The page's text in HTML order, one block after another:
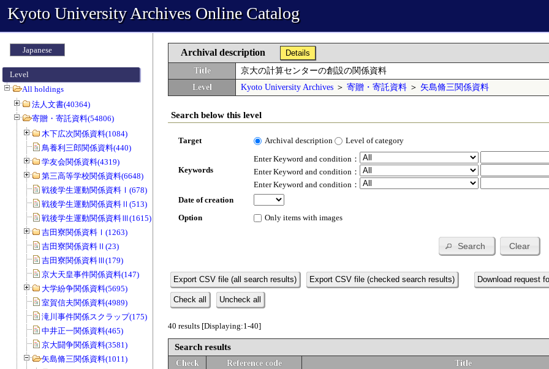
Kyoto University Archives Online Catalog
Japanese
Level
All holdings
法人文書(40364)
寄贈・寄託資料(54806)
木下広次関係資料(1084)
鳥養利三郎関係資料(440)
学友会関係資料(4319)
第三高等学校関係資料(6648)
戦後学生運動関係資料Ⅰ(678)
戦後学生運動関係資料Ⅱ(513)
戦後学生運動関係資料Ⅲ(1615)
吉田寮関係資料Ⅰ(1263)
吉田寮関係資料Ⅱ(23)
吉田寮関係資料Ⅲ(179)
京大天皇事件関係資料(147)
大学紛争関係資料(5695)
室賀信夫関係資料(4989)
滝川事件関係スクラップ(175)
中井正一関係資料(465)
京大闘争関係資料(3581)
矢島脩三関係資料(1011)
Archival description
Details
Title
京大の計算センターの創設の関係資料
Level
Kyoto University Archives ＞ 寄贈・寄託資料 ＞ 矢島脩三関係資料
Search below this level
Target Archival description Level of category
Keywords
Enter Keyword and condition：
Enter Keyword and condition：
Enter Keyword and condition：
Date of creation
Option
Only items with images
Search Clear
Export CSV file (all search results) Export CSV file (checked search results) Download request
Check all
Uncheck all
40 results [Displaying:1-40]
Search results
Check Reference code Title